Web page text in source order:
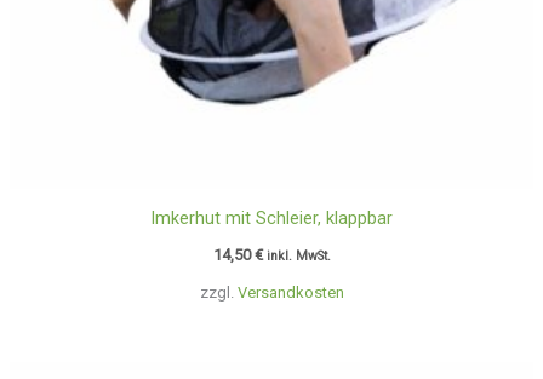
zzgl. Versandkosten
Imkerhut mit Schleier, klappbar
14,50€ inkl. MwSt.